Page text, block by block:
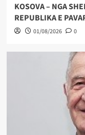
KOSOVA – NGA
REPUBLIKA E
01/08/2026 0